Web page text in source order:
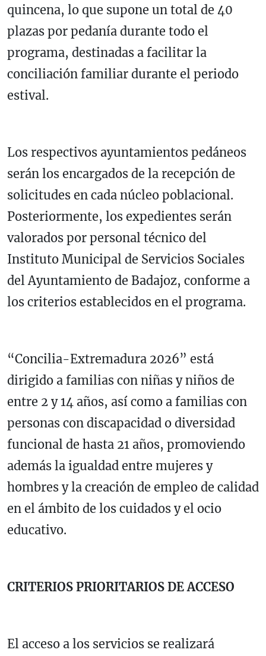
quincena, lo que supone un total de 40
plazas por pedanía durante todo el
programa, destinadas a facilitar la
conciliación familiar durante el periodo
estival.
Los respectivos ayuntamientos pedáneos
serán los encargados de la recepción de
solicitudes en cada núcleo poblacional.
Posteriormente, los expedientes serán
valorados por personal técnico del
Instituto Municipal de Servicios Sociales
del Ayuntamiento de Badajoz, conforme a
los criterios establecidos en el programa.
“Concilia-Extremadura 2026” está
dirigido a familias con niñas y niños de
entre 2 y 14 años, así como a familias con
personas con discapacidad o diversidad
funcional de hasta 21 años, promoviendo
además la igualdad entre mujeres y
hombres y la creación de empleo de calidad
en el ámbito de los cuidados y el ocio
educativo.
CRITERIOS PRIORITARIOS DE ACCESO
El acceso a los servicios se realizará